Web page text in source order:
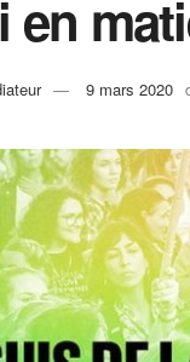
en
9 mars 2020